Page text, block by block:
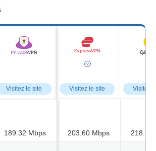
Visitez le site Visitez le site Visitez
189.32 Mbps 203.60 Mbps 218.73